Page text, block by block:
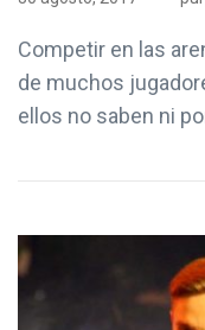
Competir en las
de muchos
ellos no saben ni